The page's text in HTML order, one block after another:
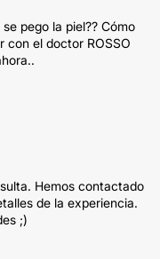
pego la piel?? Cómo
con el doctor ROSSO
Hemos contactado
de la experiencia.
;)